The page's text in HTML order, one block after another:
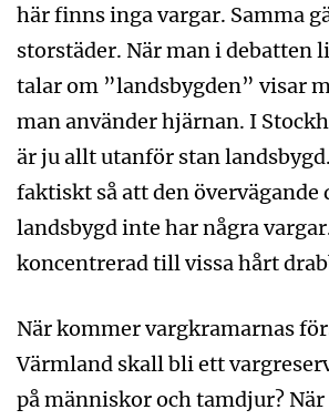
här finns inga vargar. Samma
storstäder. När man i debatten
talar om ”landsbygden” visar
man använder hjärnan. I
är ju allt utanför stan
faktiskt så att den övervägande
landsbygd inte har några
koncentrerad till vissa hårt
När kommer vargkramarnas
Värmland skall bli ett
på människor och tamdjur?